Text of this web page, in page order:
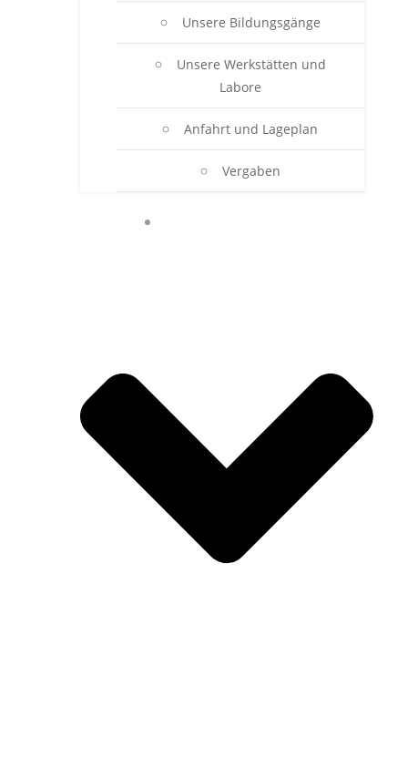
Unsere Bildungsgänge
Unsere Werkstätten und
Labore
Anfahrt und Lageplan
Vergaben